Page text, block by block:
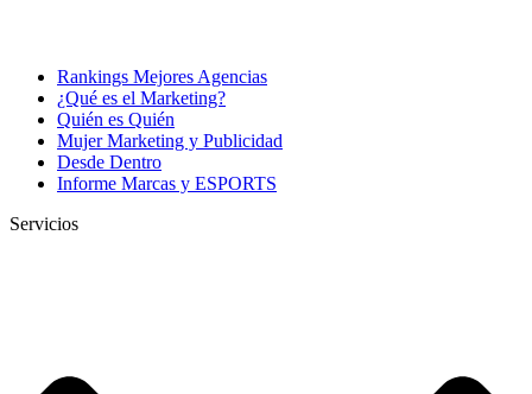
Rankings Mejores Agencias
¿Qué es el Marketing?
Quién es Quién
Mujer Marketing y Publicidad
Desde Dentro
Informe Marcas y ESPORTS
Servicios